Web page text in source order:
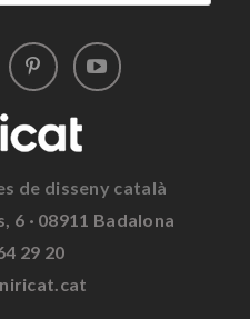
de disseny català
6 · 08911 Badalona
29 20